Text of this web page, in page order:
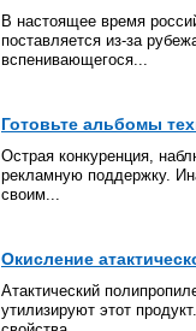
В настоящее время
поставляется из-за
вспенивающегося...
Готовьте альбомы
Острая конкуренция,
рекламную поддержку.
своим...
Окисление
Атактический
утилизируют этот